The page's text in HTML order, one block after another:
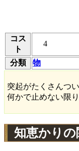
コス
ト
4
分類 物
突起がたくさんつ
何かで止めない限
知恵かりの